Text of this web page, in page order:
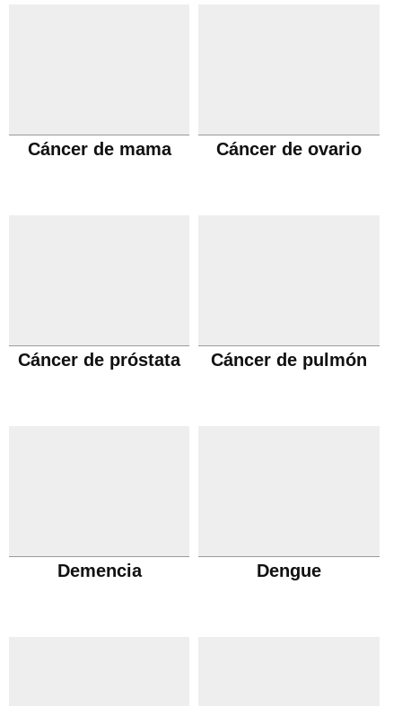
Cáncer de mama Cáncer de ovario
Cáncer de próstata Cáncer de pulmón
Demencia Dengue